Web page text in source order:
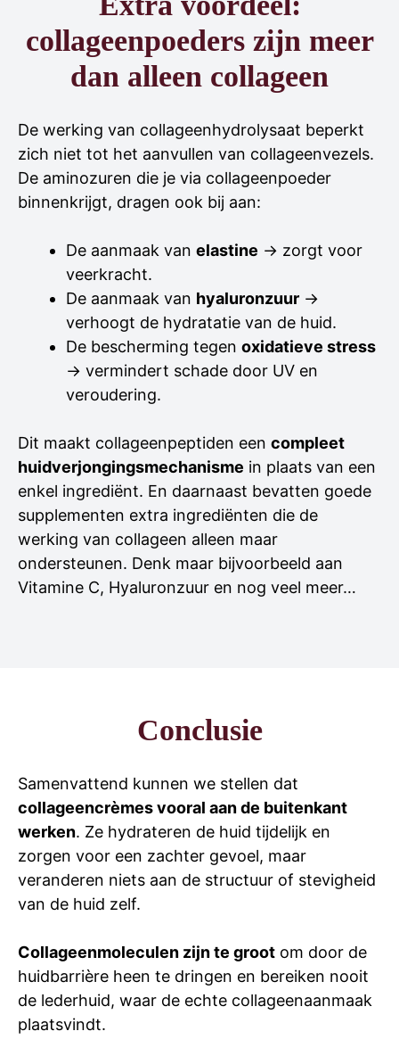
collageenpoeders zijn meer
dan alleen collageen
De werking van collageenhydrolysaat beperkt
zich niet tot het aanvullen van collageenvezels.
De aminozuren die je via collageenpoeder
binnenkrijgt, dragen ook bij aan:
De aanmaak van elastine → zorgt voor
veerkracht.
De aanmaak van hyaluronzuur →
verhoogt de hydratatie van de huid.
De bescherming tegen oxidatieve stress
→ vermindert schade door UV en
veroudering.
Dit maakt collageenpeptiden een compleet
huidverjongingsmechanisme in plaats van een
enkel ingrediënt. En daarnaast bevatten goede
supplementen extra ingrediënten die de
werking van collageen alleen maar
ondersteunen. Denk maar bijvoorbeeld aan
Vitamine C, Hyaluronzuur en nog veel meer…
Conclusie
Samenvattend kunnen we stellen dat
collageencrèmes vooral aan de buitenkant
werken. Ze hydrateren de huid tijdelijk en
zorgen voor een zachter gevoel, maar
veranderen niets aan de structuur of stevigheid
van de huid zelf.
Collageenmoleculen zijn te groot om door de
huidbarrière heen te dringen en bereiken nooit
de lederhuid, waar de echte collageenaanmaak
plaatsvindt.